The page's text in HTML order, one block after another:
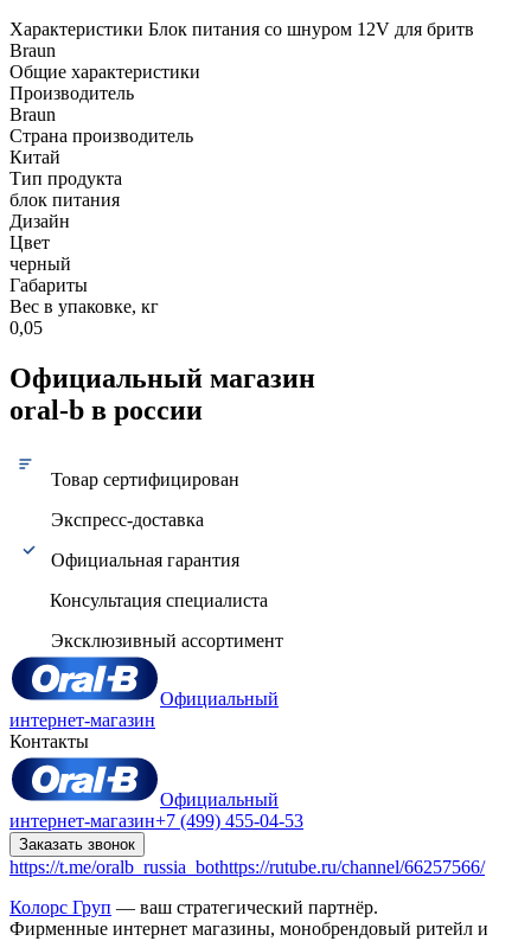
Характеристики Блок питания со шнуром 12V для бритв
Braun
Общие характеристики
Производитель
Braun
Страна производитель
Китай
Тип продукта
блок питания
Дизайн
Цвет
черный
Габариты
Вес в упаковке, кг
0,05
Официальный магазин
oral-b в россии
Товар сертифицирован
Экспресс-доставка
Официальная гарантия
Консультация специалиста
Эксклюзивный ассортимент
Официальный
интернет-магазин
Контакты
Официальный
интернет-магазин+7 (499) 455-04-53
Заказать звонок
https://t.me/oralb_russia_bothttps://rutube.ru/channel/66257566/
Колорс Груп — ваш стратегический партнёр.
Фирменные интернет магазины, монобрендовый ритейл и